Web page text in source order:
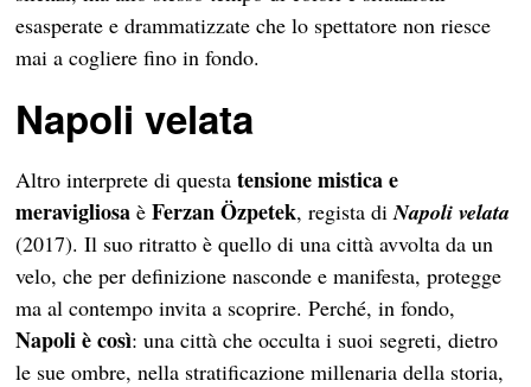
esasperate e drammatizzate che lo spettatore non riesce
mai a cogliere fino in fondo.
Napoli velata
Altro interprete di questatensione mistica e
meravigliosa èFerzan Özpetek, regista diNapoli velata
(2017). Il suo ritratto è quello di una città avvolta da un
velo, che per definizione nasconde e manifesta, protegge
ma al contempo invita a scoprire. Perché, in fondo,
Napoli è così: una città che occulta i suoi segreti, dietro
le sue ombre, nella stratificazione millenaria della storia,